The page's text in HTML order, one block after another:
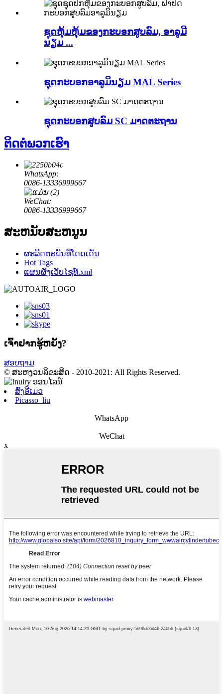
ຊຸດຫຸ້ມຫຸ້ມຂອງກະບອກສູບລົມ, ອາລູມີ
ນຽມ ...
ຊຸດກະບອກອາລູມິນຽມ MAL Series
ຊຸດກະບອກສູບລົມ SC ມາດຕະຖານ
ຕິດ​ຕໍ່​ພວກ​ເຮົາ
WhatsApp:
0086-13336999667
WeChat:
0086-13336999667
ສະຫນັບສະຫນູນ
ຜະລິດຕະພັນທີ່ໂດດເດັ່ນ
Hot Tags
ແຜນຜັງເວັບໄຊທ໌.xml
ເຈົ້າ​ຢາກ​ຮູ້​ຫຍັງ?
ສອບຖາມ
© ສະຫງວນລິຂະສິດ - 2010-2021: All Rights Reserved.
ສົ່ງອີເມວ
Picasso_liu
WhatsApp
WeChat
x